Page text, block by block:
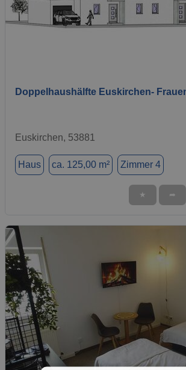
Doppelhaushälfte Euskirchen-
Euskirchen, 53881
Haus ca. 125,00 m² Zimmer 4
★ ➦